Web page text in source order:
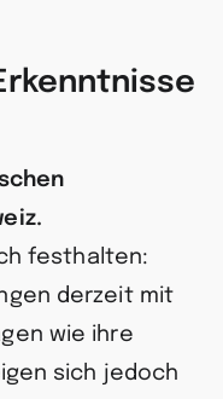
festhalten:
derzeit mit
wie ihre
sich jedoch